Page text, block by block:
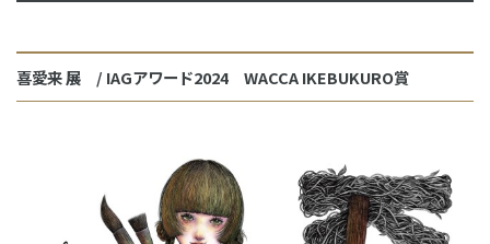
喜愛来 展 / IAGアワード2024 WACCA IKEBUKURO賞